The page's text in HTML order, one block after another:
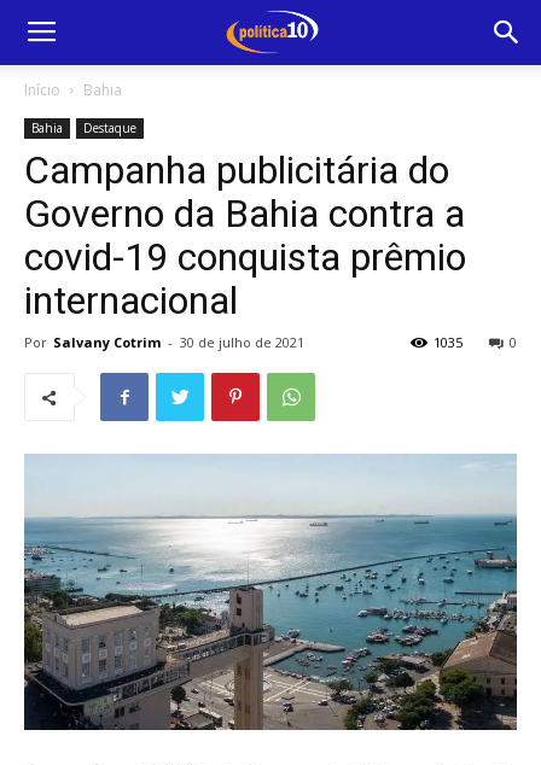
Início Bahia
Bahia Destaque
Campanha publicitária do
Governo da Bahia contra a
covid-19 conquista prêmio
internacional
Por Salvany Cotrim - 30 de julho de 2021 0
1035